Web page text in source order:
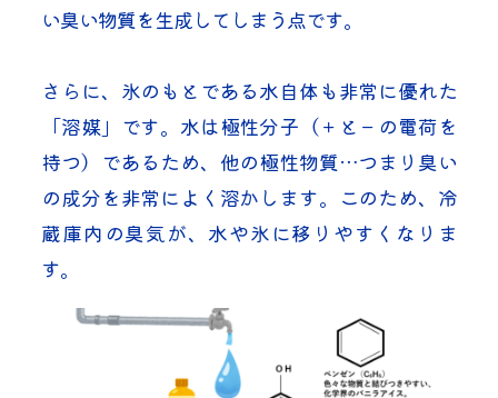
い臭い物質を生成してしまう点です。
さらに、氷のもとである水自体も非常に優れた
「溶媒」です。水は極性分子（＋と－の電荷を
持つ）であるため、他の極性物質…つまり臭い
の成分を非常によく溶かします。このため、冷
蔵庫内の臭気が、水や氷に移りやすくなりま
す。